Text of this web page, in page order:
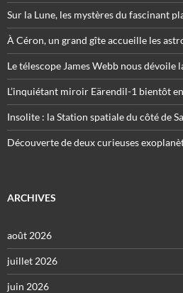
Sur la Lune, les mystères du fascinant
À Céron, un grand gîte accueille les
Le télescope James Webb nous dévoile
L’inquiétant miroir Eärendil-1 bientôt
Insolite : la Station spatiale du côté de
Découverte de deux curieuses
ARCHIVES
août 2026
juillet 2026
juin 2026